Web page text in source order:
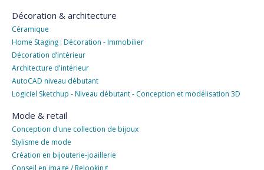
Décoration & architecture
Céramique
Home Staging : Décoration - Immobilier
Décoration d’intérieur
Architecture d'intérieur
AutoCAD niveau débutant
Logiciel Sketchup - Niveau débutant - Conception et modélisation 3D
Mode & retail
Conception d'une collection de bijoux
Stylisme de mode
Création en bijouterie-joaillerie